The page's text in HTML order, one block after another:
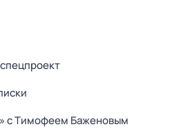
с Тимофеем Баженовым